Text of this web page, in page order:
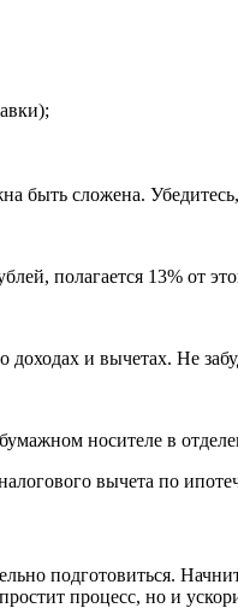
быть сложена.
полагается 13% от
и вычетах. Не
носителе в
вычета по
подготовиться.
процесс, но и